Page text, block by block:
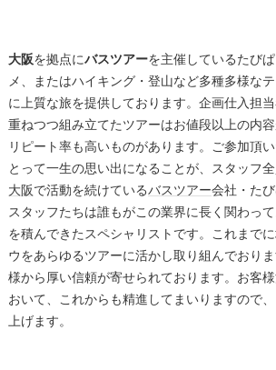
大阪を拠点にバスツアーを主催しているたび
メ、またはハイキング・登山など多種多様な
に上質な旅を提供しております。企画仕入担
重ねつつ組み立てたツアーはお値段以上の内容
リピート率も高いものがあります。ご参加頂
とって一生の思い出になることが、スタッフ全
大阪で活動を続けているバスツアー会社・た
スタッフたちは誰もがこの業界に長く関わっ
を積んできたスペシャリストです。これまで
ウをあらゆるツアーに活かし取り組んでおり
様から厚い信頼が寄せられております。お客
おいて、これからも精進してまいりますので
上げます。